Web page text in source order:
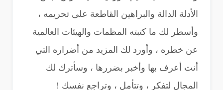
الأدلة الدالة والبراهين القاطعة على تحريمه ،
وأسطر لك ما كتبته المظمات والهيئات العالمية
عن خطره ، وأورد لك المزيد من أضراره التي
أنت أعرف بها وأخبر بضررها ، وسأترك لك
المجال لتفكر ، وتتأمل ، وتراجع نفسك !